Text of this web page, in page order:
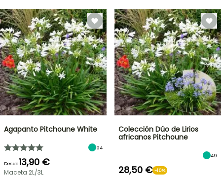
Agapanto Pitchoune White
94
Desde13,90 €
Maceta 2L/3L
Colección Dúo de Lirios
africanos Pitchoune
49
28,50 € -10%